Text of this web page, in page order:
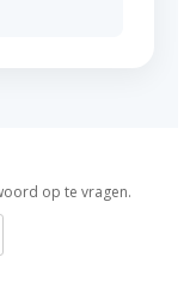
op te vragen.